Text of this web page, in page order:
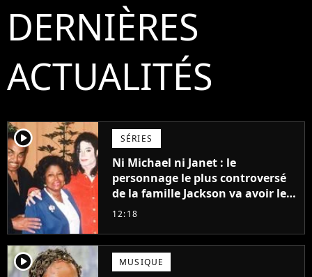
DERNIÈRES
ACTUALITÉS
player2 SÉRIES
Ni Michael ni Janet : le
personnage le plus controversé
de la famille Jackson va avoir le
droit à sa propre série
12:18
player2 MUSIQUE